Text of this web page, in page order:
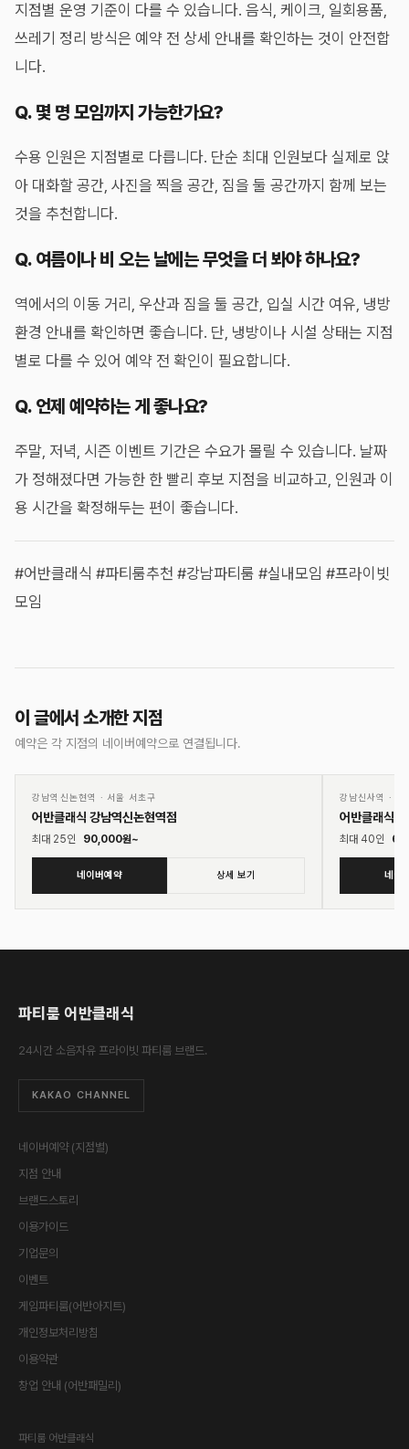
지점별 운영 기준이 다를 수 있습니다. 음식, 케이크, 일회용품,
쓰레기 정리 방식은 예약 전 상세 안내를 확인하는 것이 안전합
니다.
Q. 몇 명 모임까지 가능한가요?
수용 인원은 지점별로 다릅니다. 단순 최대 인원보다 실제로 앉
아 대화할 공간, 사진을 찍을 공간, 짐을 둘 공간까지 함께 보는
것을 추천합니다.
Q. 여름이나 비 오는 날에는 무엇을 더 봐야 하나요?
역에서의 이동 거리, 우산과 짐을 둘 공간, 입실 시간 여유, 냉방
환경 안내를 확인하면 좋습니다. 단, 냉방이나 시설 상태는 지점
별로 다를 수 있어 예약 전 확인이 필요합니다.
Q. 언제 예약하는 게 좋나요?
주말, 저녁, 시즌 이벤트 기간은 수요가 몰릴 수 있습니다. 날짜
가 정해졌다면 가능한 한 빨리 후보 지점을 비교하고, 인원과 이
용 시간을 확정해두는 편이 좋습니다.
#어반클래식 #파티룸추천 #강남파티룸 #실내모임 #프라이빗
모임
이 글에서 소개한 지점
예약은 각 지점의 네이버예약으로 연결됩니다.
01
강남역신논현역 · 서울 서초구
어반클래식 강남역신논현역점
최대 25인 90,000원~
네이버예약 상세 보기
02
강남신사역 ·
어반클래식
최대 40인
네이
파티룸 어반클래식
24시간 소음자유 프라이빗 파티룸 브랜드.
KAKAO CHANNEL
네이버예약 (지점별)
지점 안내
브랜드스토리
이용가이드
기업문의
이벤트
게임파티룸(어반아지트)
개인정보처리방침
이용약관
창업 안내 (어반패밀리)
파티룸 어반클래식